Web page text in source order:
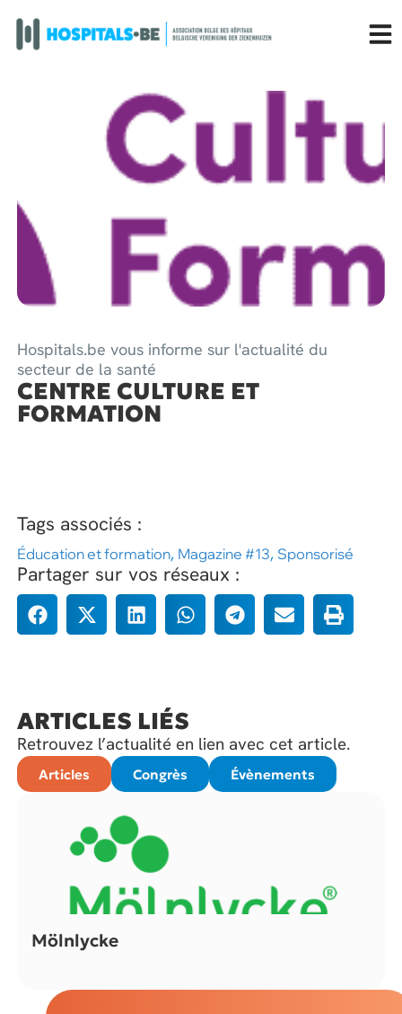
Hospitals.be vous informe sur l'actualité du
secteur de la santé
CENTRE CULTURE ET
FORMATION
Tags associés :
Éducation et formation, Magazine #13,Sponsorisé
Partager sur vos réseaux :
ARTICLES LIÉS
Retrouvez l’actualité en lien avec cet article.
Articles Congrès Évènements
Mölnlycke